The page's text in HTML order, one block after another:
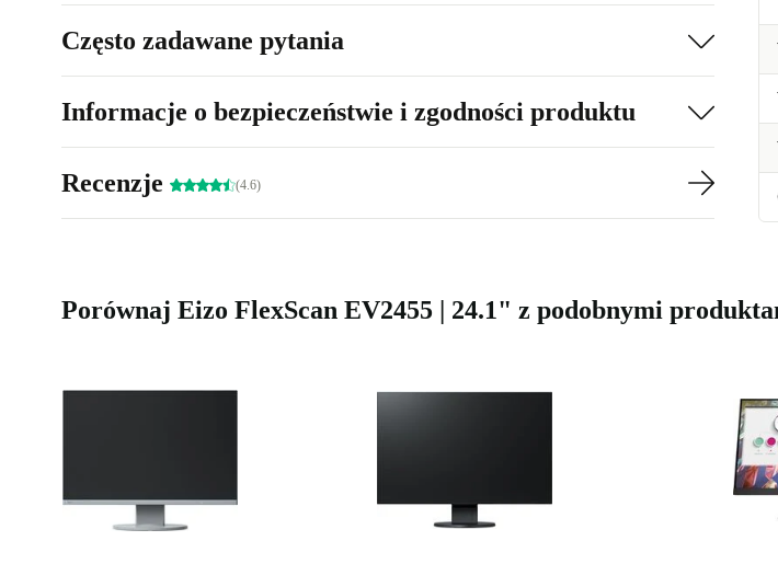
Często zadawane pytania
Informacje o bezpieczeństwie i zgodności produktu
Recenzje (4.6)
Porównaj Eizo FlexScan EV2455 | 24.1" z podobnymi